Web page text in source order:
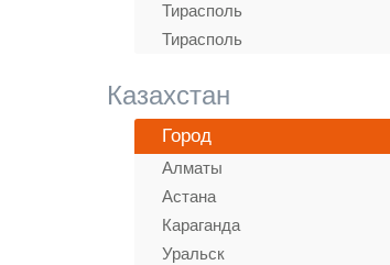
Тирасполь
Тирасполь
Казахстан
Город
Алматы
Астана
Караганда
Уральск